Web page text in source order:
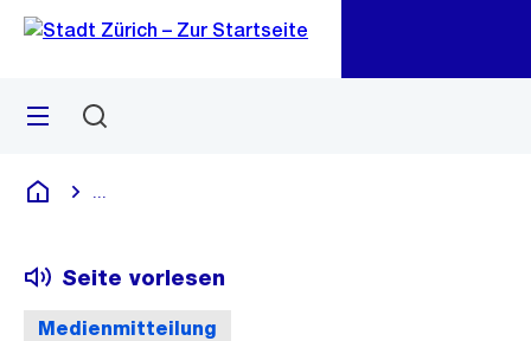
Navigation
Sprunglink
Menü
Deutsch
Medienmitteilung
Seite vorlesen